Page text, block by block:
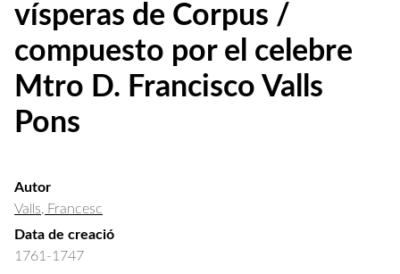
vísperas de Corpus /
compuesto por el celebre
Mtro D. Francisco Valls
Pons
Autor
Valls, Francesc
Data de creació
1761-1747